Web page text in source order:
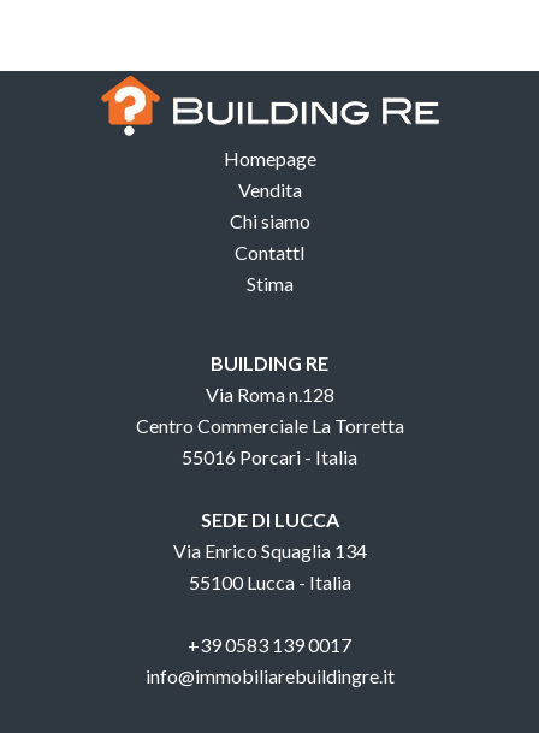
Homepage
Vendita
Chi siamo
ContattI
Stima
BUILDING RE
Via Roma n.128
Centro Commerciale La Torretta
55016 Porcari - Italia
SEDE DI LUCCA
Via Enrico Squaglia 134
55100 Lucca - Italia
+39 0583 139 0017
info@immobiliarebuildingre.it